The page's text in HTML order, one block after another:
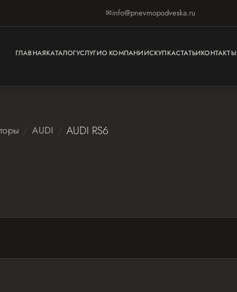
✉info@pnevmopodveska.ru
ГЛАВНАЯКАТАЛОГ О КОМПАНИИСКУПКАСТАТЬИКОНТАКТЫ
УСЛУГИ
AUDI AUDI RS6